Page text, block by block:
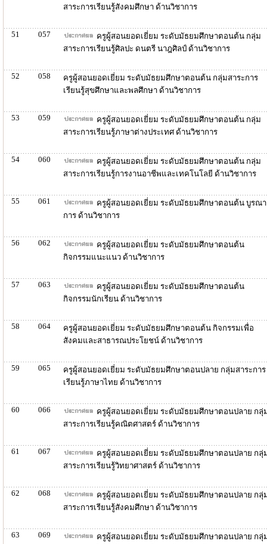
สาระการเรียนรู้สังคมศึกษา ด้านวิชาการ
51 057
ครูผู้สอนยอดเยี่ยม ระดับมัธยมศึกษาตอนต้น กลุ่ม
สาระการเรียนรู้ศิลปะ ดนตรี นาฎศิลป์ ด้านวิชาการ
52 058
ครูผู้สอนยอดเยี่ยม ระดับมัธยมศึกษาตอนต้น กลุ่มสาระการ
เรียนรู้สุขศึกษาและพลศึกษา ด้านวิชาการ
53 059
ครูผู้สอนยอดเยี่ยม ระดับมัธยมศึกษาตอนต้น กลุ่ม
สาระการเรียนรู้ภาษาต่างประเทศ ด้านวิชาการ
54 060
ครูผู้สอนยอดเยี่ยม ระดับมัธยมศึกษาตอนต้น กลุ่ม
สาระการเรียนรู้การงานอาชีพและเทคโนโลยี ด้านวิชาการ
55 061
ครูผู้สอนยอดเยี่ยม ระดับมัธยมศึกษาตอนต้น บูรณา
การ ด้านวิชาการ
56 062
ครูผู้สอนยอดเยี่ยม ระดับมัธยมศึกษาตอนต้น
กิจกรรมแนะแนว ด้านวิชาการ
57 063
ครูผู้สอนยอดเยี่ยม ระดับมัธยมศึกษาตอนต้น
กิจกรรมนักเรียน ด้านวิชาการ
58 064
ครูผู้สอนยอดเยี่ยม ระดับมัธยมศึกษาตอนต้น กิจกรรมเพื่อ
สังคมและสาธารณประโยชน์ ด้านวิชาการ
59 065
ครูผู้สอนยอดเยี่ยม ระดับมัธยมศึกษาตอนปลาย กลุ่มสาระการ
เรียนรู้ภาษาไทย ด้านวิชาการ
60 066
ครูผู้สอนยอดเยี่ยม ระดับมัธยมศึกษาตอนปลาย กลุ่
สาระการเรียนรู้คณิตศาสตร์ ด้านวิชาการ
61 067
ครูผู้สอนยอดเยี่ยม ระดับมัธยมศึกษาตอนปลาย กลุ่
สาระการเรียนรู้วิทยาศาสตร์ ด้านวิชาการ
62 068
ครูผู้สอนยอดเยี่ยม ระดับมัธยมศึกษาตอนปลาย กลุ่
สาระการเรียนรู้สังคมศึกษา ด้านวิชาการ
63 069
ครูผู้สอนยอดเยี่ยม ระดับมัธยมศึกษาตอนปลาย กลุ่